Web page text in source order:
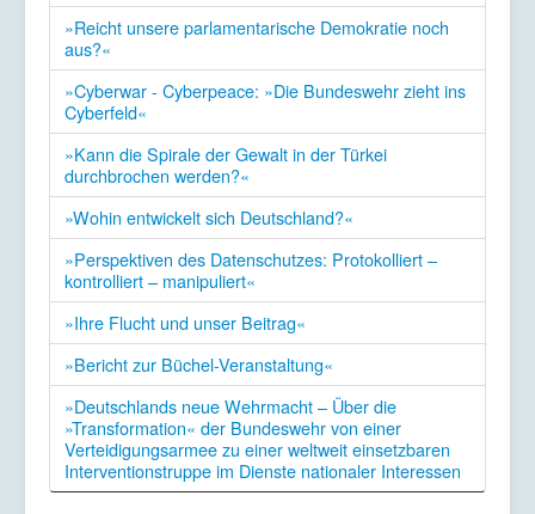
»Reicht unsere parlamentarische Demokratie noch
aus?«
»Cyberwar - Cyberpeace: »Die Bundeswehr zieht ins
Cyberfeld«
»Kann die Spirale der Gewalt in der Türkei
durchbrochen werden?«
»Wohin entwickelt sich Deutschland?«
»Perspektiven des Datenschutzes: Protokolliert –
kontrolliert – manipuliert«
»Ihre Flucht und unser Beitrag«
»Bericht zur Büchel-Veranstaltung«
»Deutschlands neue Wehrmacht – Über die
»Transformation« der Bundeswehr von einer
Verteidigungsarmee zu einer weltweit einsetzbaren
Interventionstruppe im Dienste nationaler Interessen